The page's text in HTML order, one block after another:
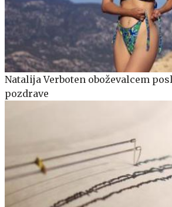
Natalija Verboten oboževalcem
pozdrave